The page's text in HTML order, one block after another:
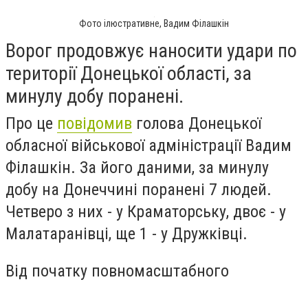
Фото ілюстративне, Вадим Філашкін
Ворог продовжує наносити удари по
території Донецької області, за
минулу добу поранені.
Про це повідомив голова Донецької
обласної військової адміністрації Вадим
Філашкін. За його даними, за минулу
добу на Донеччині поранені 7 людей.
Четверо з них - у Краматорську, двоє - у
Малатаранівці, ще 1 - у Дружківці.
Від початку повномасштабного